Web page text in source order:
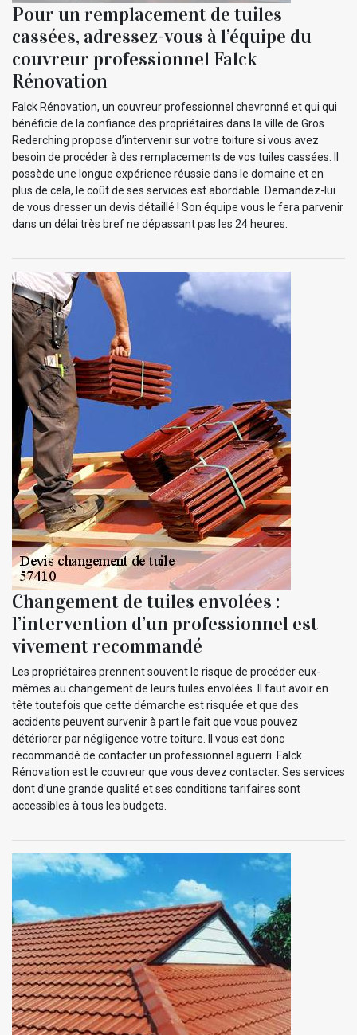
Pour un remplacement de tuiles
cassées, adressez-vous à l’équipe du
couvreur professionnel Falck
Rénovation
Falck Rénovation, un couvreur professionnel chevronné et qui qui
bénéficie de la confiance des propriétaires dans la ville de Gros
Rederching propose d’intervenir sur votre toiture si vous avez
besoin de procéder à des remplacements de vos tuiles cassées. Il
possède une longue expérience réussie dans le domaine et en
plus de cela, le coût de ses services est abordable. Demandez-lui
de vous dresser un devis détaillé ! Son équipe vous le fera parvenir
dans un délai très bref ne dépassant pas les 24 heures.
Changement de tuiles envolées :
l’intervention d’un professionnel est
vivement recommandé
Les propriétaires prennent souvent le risque de procéder eux-
mêmes au changement de leurs tuiles envolées. Il faut avoir en
tête toutefois que cette démarche est risquée et que des
accidents peuvent survenir à part le fait que vous pouvez
détériorer par négligence votre toiture. Il vous est donc
recommandé de contacter un professionnel aguerri. Falck
Rénovation est le couvreur que vous devez contacter. Ses services
dont d’une grande qualité et ses conditions tarifaires sont
accessibles à tous les budgets.